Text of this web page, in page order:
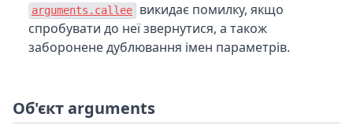
arguments.callee
викидає помилку, якщо
спробувати до неї звернутися, а також
заборонене дублювання імен параметрів.
Об'єкт arguments